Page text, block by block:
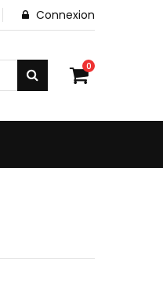
Connexion
0